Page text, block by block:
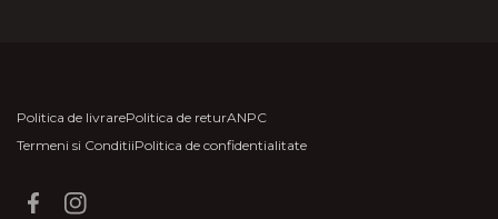
Politica de livrarePolitica de returANPC
Termeni si ConditiiPolitica de confidentialitate